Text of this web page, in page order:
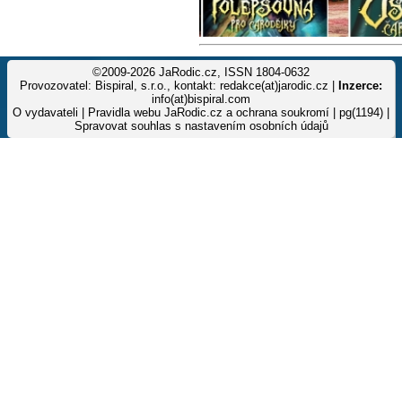
©2009-2026 JaRodic.cz, ISSN 1804-0632
Provozovatel: Bispiral, s.r.o., kontakt: redakce(at)jarodic.cz |
Inzerce:
info(at)bispiral.com
O vydavateli
Pravidla webu JaRodic.cz a ochrana soukromí | pg(1194) |
Spravovat souhlas s nastavením osobních údajů